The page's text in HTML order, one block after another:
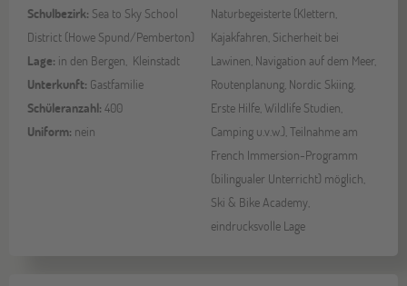
Schulbezirk: Sea to Sky School
District (Howe Spund/Pemberton)
Lage: in den Bergen, Kleinstadt
Unterkunft: Gastfamilie
Schüleranzahl: 400
Uniform: nein
Naturbegeisterte (Klettern,
Kajakfahren, Sicherheit bei
Lawinen, Navigation auf dem Meer,
Routenplanung, Nordic Skiing,
Erste Hilfe, Wildlife Studien,
Camping u.v.w.), Teilnahme am
French Immersion-Programm
(bilingualer Unterricht) möglich,
Ski & Bike Academy,
eindrucksvolle Lage